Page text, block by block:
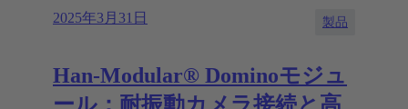
2025年3月31日 製品
Han-Modular® Dominoモジュ
ール：耐振動カメラ接続と高